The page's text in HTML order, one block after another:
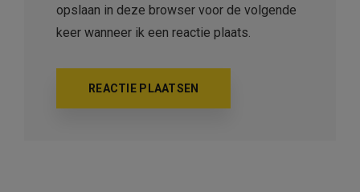
opslaan in deze browser voor de volgende
keer wanneer ik een reactie plaats.